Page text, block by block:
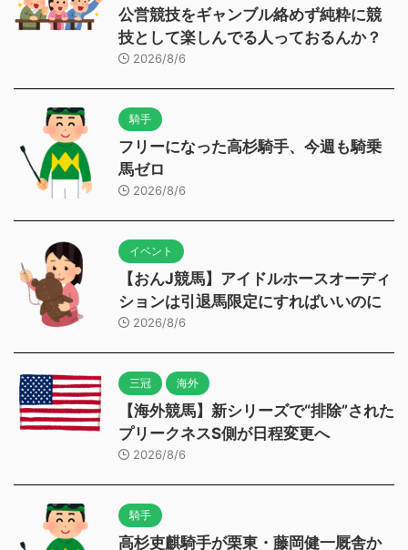
公営競技をギャンブル絡めず純粋に競
技として楽しんでる人っておるんか？
2026/8/6
騎手
フリーになった高杉騎手、今週も騎乗
馬ゼロ
2026/8/6
イベント
【おんJ競馬】アイドルホースオーディ
ションは引退馬限定にすればいいのに
2026/8/6
三冠 海外
【海外競馬】新シリーズで“排除”された
プリークネスS側が日程変更へ
2026/8/6
騎手
高杉吏麒騎手が栗東・藤岡健一厩舎か